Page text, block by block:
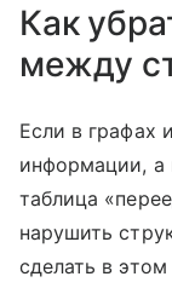
Как
между
Если в графах
информации, а
таблица
нарушить
сделать в этом